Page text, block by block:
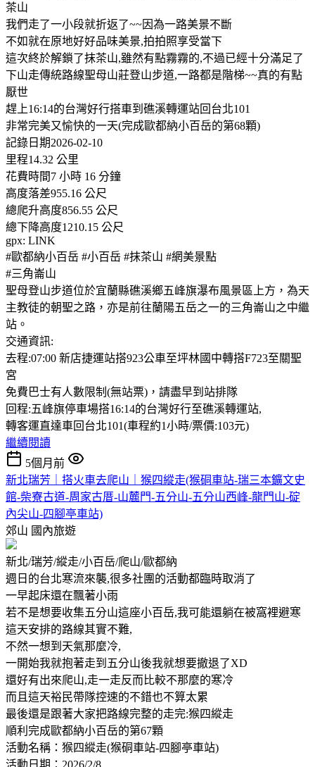
茶山
我們走了一小段就折返了~~因為一路美景不斷
不如就在原地好好品味美景,拍拍照享受當下
這次終於解鎖了抹茶山,雖然有點霧霧的,不過已經十分滿足了
下山走傳統路線聖母山莊登山步道,一路都是階梯~~真的有點
厭世
趕上16:14的台灣好行搭車到礁溪轉運站回台北101
非常完美又愉快的一天(完成歐都納小百岳的第68顆)
記錄日期2026-02-10
里程14.32 公里
花費時間7 小時 16 分鐘
高度落差955.16 公尺
總爬升高度856.55 公尺
總下降高度1210.15 公尺
gpx: LINK
#歐都納小百岳 #小百岳 #抹茶山 #網美景點
#三角崙山
聖母登山步道位於宜蘭縣礁溪鄉五峰旗瀑布風景區上方，為天
主教徒的朝聖之路，亦是前往蘭陽五岳之一的三角崙山之中繼
站。
交通資訊:
去程:07:00 新店捷運站搭923公車至坪林國中轉搭F723至關聖
宮
免費巴士有人數限制(無站票)，請盡早到站排隊
回程:五峰旗停車場搭16:14的台灣好行至礁溪轉運站,
轉客運直達車回台北101(車程約1小時/票價:103元)
繼續閱讀
5個月前
新北瑞芳｜搭火車去爬山｜猴四縱走(猴硐車站-瑞三本鑛文史
館-柴寮古道-周家古厝-山麓門-五分山-五分山西峰-龍門山-碇
內尖山-四腳亭車站)
郊山 國內旅遊
新北/瑞芳/縱走/小百岳/爬山/歐都納
週日的台北寒流來襲,很多社團的活動都臨時取消了
一早起床還在飄著小雨
若不是想要收集五分山這座小百岳,我可能還躺在被窩裡避寒
這天安排的路線其實不難,
不然一想到天氣那麼冷,
一開始我就抱著走到五分山後我就想要撤退了XD
還好有出來爬山,走一走反而比較不那麼的寒冷
而且這天裕民帶隊控速的不錯也不算太累
最後還是跟著大家把路線完整的走完:猴四縱走
順利完成歐都納小百岳的第67顆
活動名稱：猴四縱走(猴硐車站-四腳亭車站)
活動日期：2026/2/8